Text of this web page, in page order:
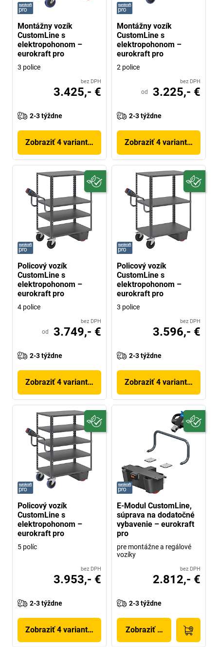
Montážny vozík
CustomLine s
elektropohonom –
eurokraft pro
3 police
bez DPH
3.425,- €
2-3 týždne
Zobraziť 4 variantov
Montážny vozík
CustomLine s
elektropohonom –
eurokraft pro
2 police
bez DPH
od 3.225,- €
2-3 týždne
Zobraziť 4 variantov
Policový vozík
CustomLine s
elektropohonom –
eurokraft pro
4 police
bez DPH
od 3.749,- €
2-3 týždne
Zobraziť 4 variantov
Policový vozík
CustomLine s
elektropohonom –
eurokraft pro
3 police
bez DPH
3.596,- €
2-3 týždne
Zobraziť 4 variantov
Policový vozík
CustomLine s
elektropohonom –
eurokraft pro
5 políc
bez DPH
3.953,- €
2-3 týždne
Zobraziť 4 variantov
E-Modul CustomLine,
súprava na dodatočné
vybavenie – eurokraft
pro
pre montážne a regálové
vozíky
bez DPH
2.812,- €
2-3 týždne
Zobraziť produkt